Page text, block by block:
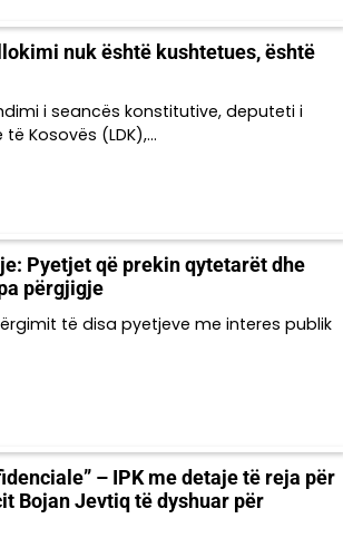
nuk është kushtetues, është
i seancës konstitutive, deputeti i
Kosovës (LDK),…
Pyetjet që prekin qytetarët dhe
përgjigje
të disa pyetjeve me interes publik
– IPK me detaje të reja për
Bojan Jevtiq të dyshuar për